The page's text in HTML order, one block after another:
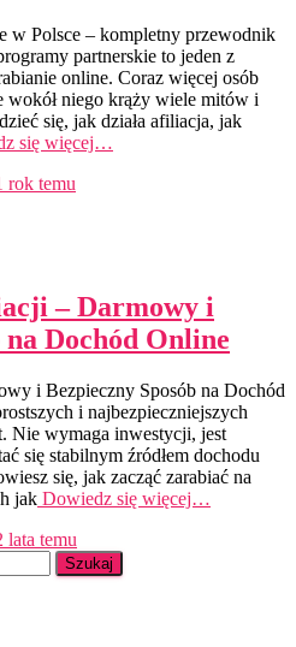
w Polsce – kompletny przewodnik
partnerskie to jeden z
online. Coraz więcej osób
wokół niego krąży wiele mitów i
się, jak działa afiliacja, jak
się więcej…
rok temu
– Darmowy i
na Dochód Online
i Bezpieczny Sposób na Dochód
i najbezpieczniejszych
Nie wymaga inwestycji, jest
się stabilnym źródłem dochodu
się, jak zacząć zarabiać na
jak Dowiedz się więcej…
lata temu